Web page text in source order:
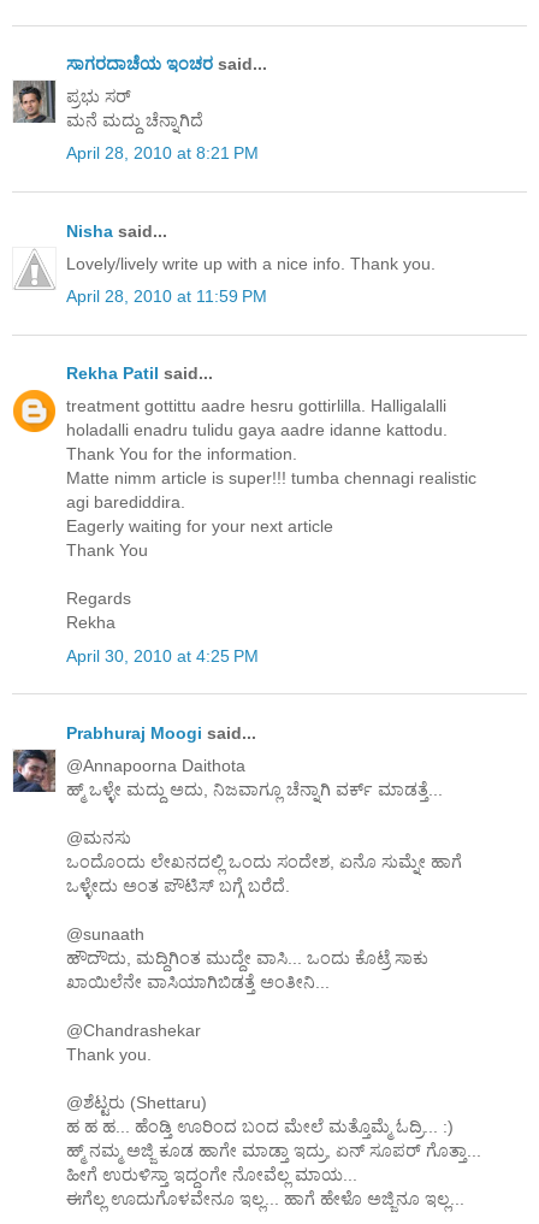
ಸಾಗರದಾಚೆಯ ಇಂಚರ said...
ಪ್ರಭು ಸರ್
ಮನೆ ಮದ್ದು ಚೆನ್ನಾಗಿದೆ
April 28, 2010 at 8:21 PM
Nisha said...
Lovely/lively write up with a nice info. Thank you.
April 28, 2010 at 11:59 PM
Rekha Patil said...
treatment gottittu aadre hesru gottirlilla. Halligalalli
holadalli enadru tulidu gaya aadre idanne kattodu.
Thank You for the information.
Matte nimm article is super!!! tumba chennagi realistic
agi barediddira.
Eagerly waiting for your next article
Thank You
Regards
Rekha
April 30, 2010 at 4:25 PM
Prabhuraj Moogi said...
@Annapoorna Daithota
ಹ್ಮ್ ಒಳ್ಳೇ ಮದ್ದು ಅದು, ನಿಜವಾಗ್ಲೂ ಚೆನ್ನಾಗಿ ವರ್ಕ್ ಮಾಡತ್ತೆ...
@ಮನಸು
ಒಂದೊಂದು ಲೇಖನದಲ್ಲಿ ಒಂದು ಸಂದೇಶ, ಏನೊ ಸುಮ್ನೇ ಹಾಗೆ
ಒಳ್ಳೇದು ಅಂತ ಪೌಟಿಸ್ ಬಗ್ಗೆ ಬರೆದೆ.
@sunaath
ಹೌದೌದು, ಮದ್ದಿಗಿಂತ ಮುದ್ದೇ ವಾಸಿ... ಒಂದು ಕೊಟ್ರೆ ಸಾಕು
ಖಾಯಿಲೆನೇ ವಾಸಿಯಾಗಿಬಿಡತ್ತೆ ಅಂತೀನಿ...
@Chandrashekar
Thank you.
@ಶೆಟ್ಟರು (Shettaru)
ಹ ಹ ಹ... ಹೆಂಡ್ತಿ ಊರಿಂದ ಬಂದ ಮೇಲೆ ಮತ್ತೊಮ್ಮೆ ಓದ್ರಿ... :)
ಹ್ಮ್ ನಮ್ಮ ಅಜ್ಜಿ ಕೂಡ ಹಾಗೇ ಮಾಡ್ತಾ ಇದ್ರು, ಏನ್ ಸೂಪರ್ ಗೊತ್ತಾ...
ಹೀಗೆ ಉರುಳಿಸ್ತಾ ಇದ್ದಂಗೇ ನೋವೆಲ್ಲ ಮಾಯ...
ಈಗೆಲ್ಲ ಊದುಗೊಳವೇನೂ ಇಲ್ಲ... ಹಾಗೆ ಹೇಳೊ ಅಜ್ಜಿನೂ ಇಲ್ಲ...